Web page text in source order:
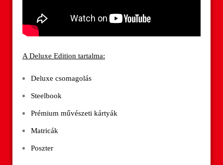
A Deluxe Edition tartalma:
Deluxe csomagolás
Steelbook
Prémium művészeti kártyák
Matricák
Poszter